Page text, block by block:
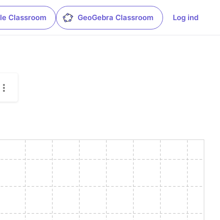
Classroom GeoGebra Classroom Log ind